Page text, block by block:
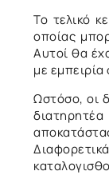
Το τελικό
οποίας
Αυτοί θα
με εμπειρία
Ωστόσο, οι